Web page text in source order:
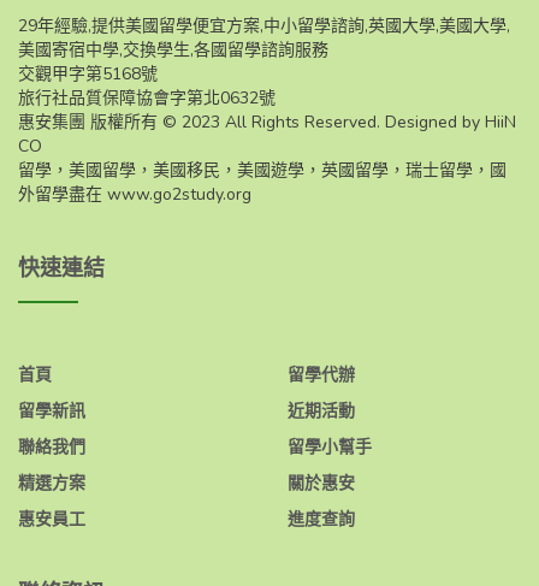
29年經驗,提供美國留學便宜方案,中小留學諮詢,英國大學,美國大學,
美國寄宿中學,交換學生,各國留學諮詢服務
交觀甲字第5168號
旅行社品質保障協會字第北0632號
惠安集團 版權所有 © 2023 All Rights Reserved. Designed by HiiN
CO
留學，美國留學，美國移民，美國遊學，英國留學，瑞士留學，國
外留學盡在 www.go2study.org
快速連結
首頁
留學新訊
聯絡我們
精選方案
惠安員工
留學代辦
近期活動
留學小幫手
關於惠安
進度查詢